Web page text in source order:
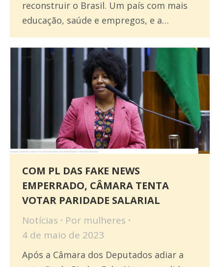
reconstruir o Brasil. Um país com mais
educação, saúde e empregos, e a…
COM PL DAS FAKE NEWS
EMPERRADO, CÂMARA TENTA
VOTAR PARIDADE SALARIAL
Notícias Por mulheres
4 de maio de 2023
Após a Câmara dos Deputados adiar a